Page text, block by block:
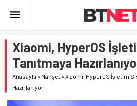
Xiaomi, HyperOS
Tanıtmaya
Anasayfa » Manşet »Xiaomi, HyperOS İşletim
Hazırlanıyor